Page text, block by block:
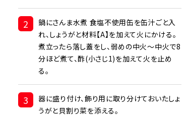
2
鍋にさんま水煮 食塩不使用缶を缶汁ごと入
れ、しょうがと材料【A】を加えて火にかける。
煮立ったら落し蓋をし、弱めの中火～中火で8
分ほど煮て、酢(小さじ1)を加えて火を止め
る。
3
器に盛り付け、飾り用に取り分けておいたしょ
うがと貝割り菜を添える。